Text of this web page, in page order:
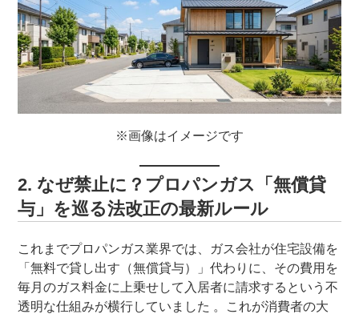
※画像はイメージです
2. なぜ禁止に？プロパンガス「無償貸
与」を巡る法改正の最新ルール
これまでプロパンガス業界では、ガス会社が住宅設備を
「無料で貸し出す（無償貸与）」代わりに、その費用を
毎月のガス料金に上乗せして入居者に請求するという不
透明な仕組みが横行していました 。これが消費者の大